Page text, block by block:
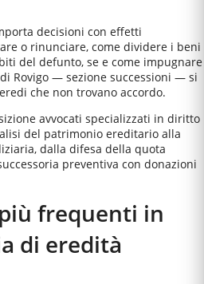
decisioni con effetti
o rinunciare, come dividere i beni
del defunto, se e come impugnare
Rovigo — sezione successioni — si
che non trovano accordo.
avvocati specializzati in diritto
del patrimonio ereditario alla
dalla difesa della quota
preventiva con donazioni
frequenti in
di eredità